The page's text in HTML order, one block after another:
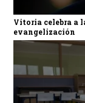
Vitoria celebra a
evangelización